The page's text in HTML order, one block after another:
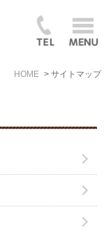
HOME サイトマップ